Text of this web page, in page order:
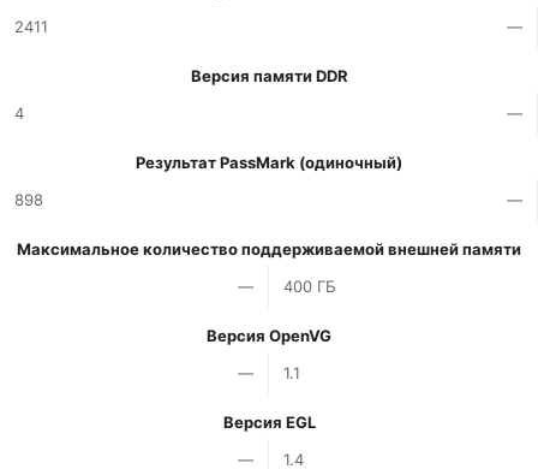
2411
—
Версия памяти DDR
4
—
Результат PassMark (одиночный)
898
—
Максимальное количество поддерживаемой внешней памяти
—
400 ГБ
Версия OpenVG
—
1.1
Версия EGL
—
1.4